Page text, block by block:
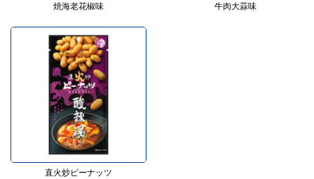
焼海老花椒味
牛肉大蒜味
直火炒ピーナッツ